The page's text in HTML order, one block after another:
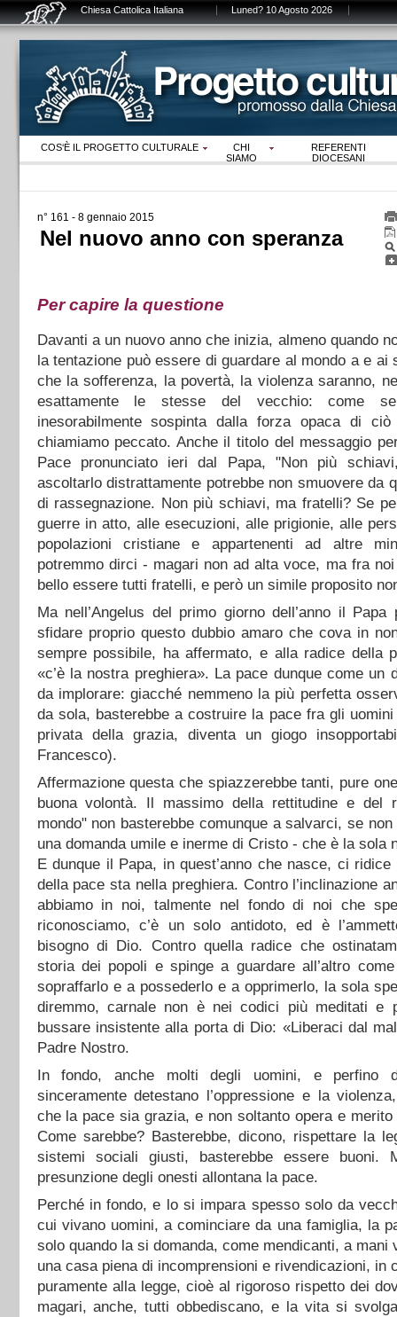
Chiesa Cattolica Italiana Luned? 10 Agosto 2026
COS‘È IL PROGETTO CULTURALE
CHI
SIAMO
REFERENTI
DIOCESANI
n° 161 - 8 gennaio 2015
Nel nuovo anno con speranza
Per capire la questione
Davanti a un nuovo anno che inizia, almeno quando
la tentazione può essere di guardare al mondo a e ai
che la sofferenza, la povertà, la violenza saranno,
esattamente le stesse del vecchio: come
inesorabilmente sospinta dalla forza opaca di
chiamiamo peccato. Anche il titolo del messaggio
Pace pronunciato ieri dal Papa, "Non più
ascoltarlo distrattamente potrebbe non smuovere da
di rassegnazione. Non più schiavi, ma fratelli? Se
guerre in atto, alle esecuzioni, alle prigionie, alle
popolazioni cristiane e appartenenti ad altre
potremmo dirci - magari non ad alta voce, ma fra
bello essere tutti fratelli, e però un simile proposito
Ma nell’Angelus del primo giorno dell’anno il
sfidare proprio questo dubbio amaro che cova in
sempre possibile, ha affermato, e alla radice della
«c’è la nostra preghiera». La pace dunque come un
da implorare: giacché nemmeno la più perfetta
da sola, basterebbe a costruire la pace fra gli
privata della grazia, diventa un giogo
Francesco).
Affermazione questa che spiazzerebbe tanti, pure
buona volontà. Il massimo della rettitudine e del
mondo" non basterebbe comunque a salvarci, se
una domanda umile e inerme di Cristo - che è la sola
E dunque il Papa, in quest’anno che nasce, ci ridice
della pace sta nella preghiera. Contro l’inclinazione
abbiamo in noi, talmente nel fondo di noi che
riconosciamo, c’è un solo antidoto, ed è
bisogno di Dio. Contro quella radice che
storia dei popoli e spinge a guardare all’altro
sopraffarlo e a possederlo e a opprimerlo, la sola
diremmo, carnale non è nei codici più meditati e
bussare insistente alla porta di Dio: «Liberaci dal
Padre Nostro.
In fondo, anche molti degli uomini, e perfino
sinceramente detestano l’oppressione e la
che la pace sia grazia, e non soltanto opera e
Come sarebbe? Basterebbe, dicono, rispettare la
sistemi sociali giusti, basterebbe essere buoni.
presunzione degli onesti allontana la pace.
Perché in fondo, e lo si impara spesso solo da
cui vivano uomini, a cominciare da una famiglia, la
solo quando la si domanda, come mendicanti, a mani
una casa piena di incomprensioni e rivendicazioni, in
puramente alla legge, cioè al rigoroso rispetto dei
magari, anche, tutti obbediscano, e la vita si